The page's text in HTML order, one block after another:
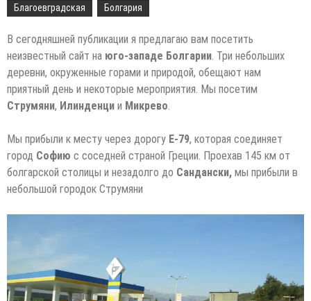
Благоевградская Болгария
В сегодняшней публикации я предлагаю вам посетить
неизвестный сайт на юго-западе Болгарии. Три небольших
деревни, окруженные горами и природой, обещают нам
приятный день и некоторые мероприятия. Мы посетим
Струмяни, Илинденци и Микрево.
Мы прибыли к месту через дорогу E-79, которая соединяет
город Софию с соседней страной Греции. Проехав 145 км от
болгарской столицы и незадолго до Сандански, мы прибыли в
небольшой городок Струмяни